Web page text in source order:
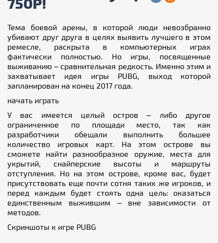
Тема боевой арены, в которой люди невозбранно
убивают друг друга в целях выявить лучшего в этом
ремесле, раскрыта в компьютерных играх
фактически полностью. Но игры, посвященные
выживанию – сравнительная редкость. Именно этим и
захватывает идея игры PUBG, выход которой
запланирован на конец 2017 года.
начать играть
У вас имеется целый остров – либо другое
ограниченное по площади место, так как
разработчики обещали выполнить большее
количество игровых карт. На этом острове вы
сможете найти разнообразное оружие, места для
укрытий, снайперские высоты и маршруты
отступления. Но на этом острове, кроме вас, будет
присутствовать еще почти сотня таких же игроков, и
перед каждым будет стоять одна цель: оказаться
единственным выжившим – вне зависимости от
методов.
Скриншоты к игре PUBG